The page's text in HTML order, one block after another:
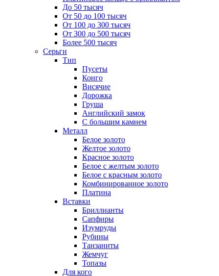
До 50 тысяч
От 50 до 100 тысяч
От 100 до 300 тысяч
От 300 до 500 тысяч
Более 500 тысяч
Серьги
Тип
Пусеты
Конго
Висячие
Дорожка
Груша
Английский замок
С большим камнем
Металл
Белое золото
Желтое золото
Красное золото
Белое с желтым золото
Белое с красным золото
Комбинированное золото
Платина
Вставки
Бриллианты
Сапфиры
Изумруды
Рубины
Танзаниты
Жемчуг
Топазы
Для кого